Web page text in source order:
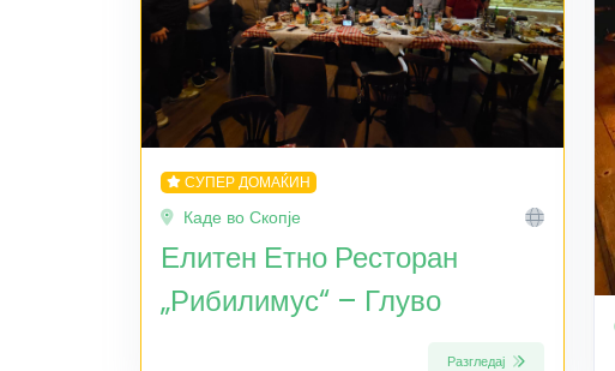
СУПЕР ДОМАЌИН
Каде во Скопје
Елитен Етно Ресторан
„Рибилимус“ – Глуво
Разгледај